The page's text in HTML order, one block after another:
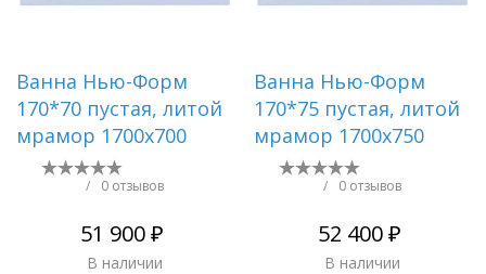
Ванна Нью-Форм
170*70 пустая, литой
мрамор 1700х700
/ 0 отзывов
51 900 ₽
В наличии
Ванна Нью-Форм
170*75 пустая, литой
мрамор 1700х750
/ 0 отзывов
52 400 ₽
В наличии